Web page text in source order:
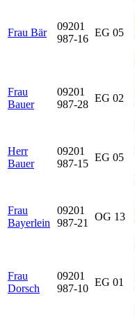
Frau Bär
09201
987-16
EG 05
Frau
Bauer
09201
987-28
EG 02
Herr
Bauer
09201
987-15
EG 05
Frau
Bayerlein
09201
987-21
OG 13
Frau
Dorsch
09201
987-10
EG 01